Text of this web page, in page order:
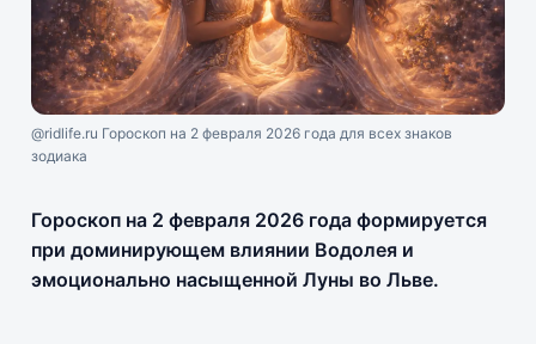
@ridlife.ru Гороскоп на 2 февраля 2026 года для всех знаков
зодиака
Гороскоп на 2 февраля 2026 года формируется
при доминирующем влиянии Водолея и
эмоционально насыщенной Луны во Льве.